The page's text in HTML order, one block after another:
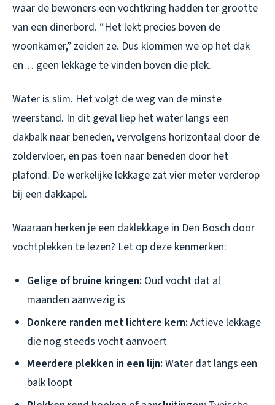
waar de bewoners een vochtkring hadden ter grootte
van een dinerbord. “Het lekt precies boven de
woonkamer,” zeiden ze. Dus klommen we op het dak
en… geen lekkage te vinden boven die plek.
Water is slim. Het volgt de weg van de minste
weerstand. In dit geval liep het water langs een
dakbalk naar beneden, vervolgens horizontaal door de
zoldervloer, en pas toen naar beneden door het
plafond. De werkelijke lekkage zat vier meter verderop
bij een dakkapel.
Waaraan herken je een daklekkage in Den Bosch door
vochtplekken te lezen? Let op deze kenmerken:
Gelige of bruine kringen: Oud vocht dat al
maanden aanwezig is
Donkere randen met lichtere kern: Actieve lekkage
die nog steeds vocht aanvoert
Meerdere plekken in een lijn: Water dat langs een
balk loopt